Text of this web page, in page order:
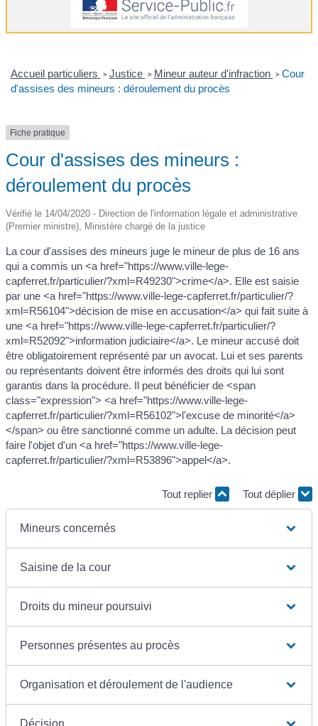
Accueil particuliers > Justice > Mineur auteur d'infraction > Cour
d'assises des mineurs : déroulement du procès
Fiche pratique
Cour d'assises des mineurs :
déroulement du procès
Vérifié le 14/04/2020 - Direction de l'information légale et administrative
(Premier ministre), Ministère chargé de la justice
La cour d'assises des mineurs juge le mineur de plus de 16 ans
qui a commis un <a href="https://www.ville-lege-
capferret.fr/particulier/?xml=R49230">crime</a>. Elle est saisie
par une <a href="https://www.ville-lege-capferret.fr/particulier/?
xml=R56104">décision de mise en accusation</a> qui fait suite à
une <a href="https://www.ville-lege-capferret.fr/particulier/?
xml=R52092">information judiciaire</a>. Le mineur accusé doit
être obligatoirement représenté par un avocat. Lui et ses parents
ou représentants doivent être informés des droits qui lui sont
garantis dans la procédure. Il peut bénéficier de <span
class="expression"> <a href="https://www.ville-lege-
capferret.fr/particulier/?xml=R56102">l'excuse de minorité</a>
</span> ou être sanctionné comme un adulte. La décision peut
faire l'objet d'un <a href="https://www.ville-lege-
capferret.fr/particulier/?xml=R53896">appel</a>.
Tout replier Tout déplier
Mineurs concernés
Saisine de la cour
Droits du mineur poursuivi
Personnes présentes au procès
Organisation et déroulement de l'audience